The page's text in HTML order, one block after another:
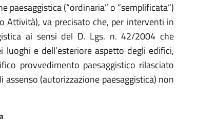
paesaggistica (“ordinaria” o “semplificata”)
Attività), va precisato che, per interventi in
ai sensi del D. Lgs. n. 42/2004 che
e dell’esteriore aspetto degli edifici,
provvedimento paesaggistico rilasciato
(autorizzazione paesaggistica) non